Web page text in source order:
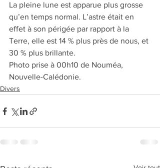
La pleine lune est apparue plus grosse
qu’en temps normal. L’astre était en
effet à son périgée par rapport à la
Terre, elle est 14 % plus près de nous, et
30 % plus brillante.
Photo prise à 00h10 de Nouméa,
Nouvelle-Calédonie.
Divers